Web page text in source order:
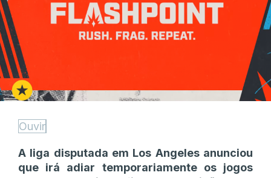
Ouvir
A liga disputada em Los Angeles anunciou
que irá adiar temporariamente os jogos